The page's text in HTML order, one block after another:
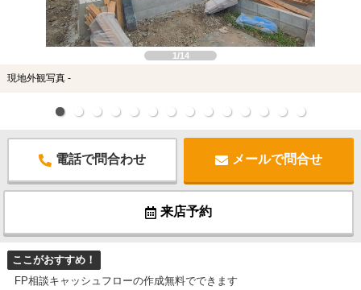
1/14
現地外観写真 -
電話で問合わせ メールで問合せ
来店予約
ここがおすすめ！
FP相談キャッシュフローの作成無料でできます